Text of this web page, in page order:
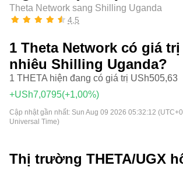
Theta Network sang Shilling Uganda
4,5
1 Theta Network có giá
nhiêu Shilling Uganda?
1 THETA hiện đang có giá trị USh505,63
+USh7,0795(+1,00%)
Cập nhật gần nhất: Sun Aug 09 2026 05:32:12
Universal Time)
Thị trường THETA/UGX